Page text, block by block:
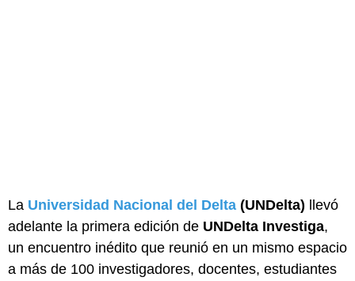
La Universidad Nacional del Delta (UNDelta) llevó
adelante la primera edición de UNDelta Investiga,
un encuentro inédito que reunió en un mismo espacio
a más de 100 investigadores, docentes, estudiantes